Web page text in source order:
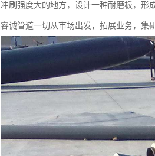
冲刷强度大的地方，设计一种耐磨板，形
睿诚管道一切从市场出发，拓展业务，集